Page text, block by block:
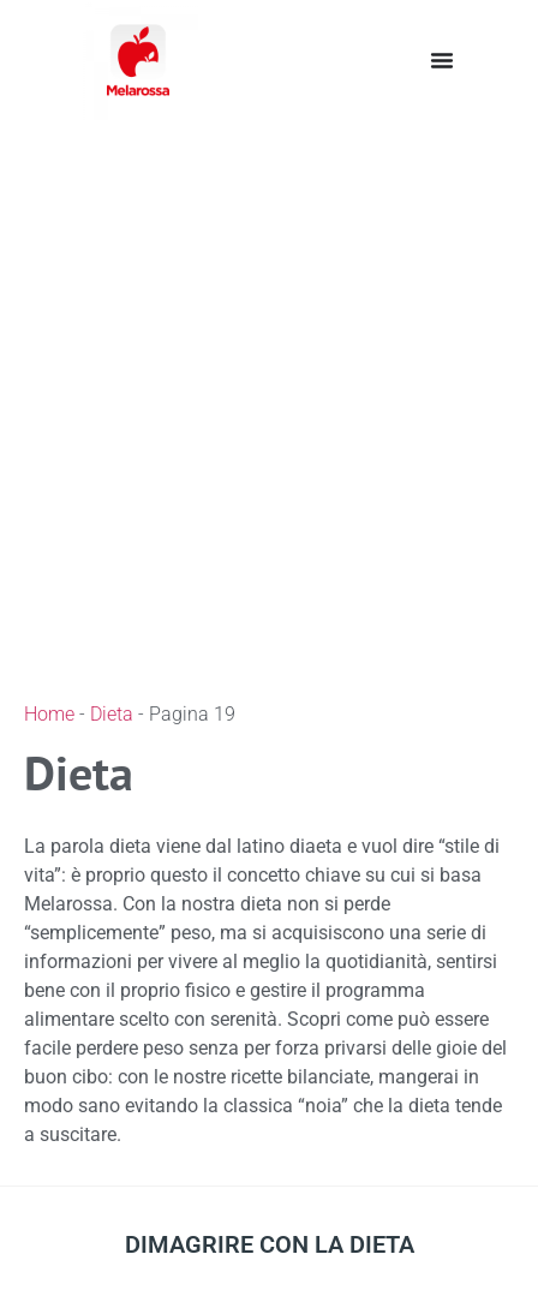
Home - Dieta - Pagina 19
Dieta
La parola dieta viene dal latino diaeta e vuol dire “stile di
vita”: è proprio questo il concetto chiave su cui si basa
Melarossa. Con la nostra dieta non si perde
“semplicemente” peso, ma si acquisiscono una serie di
informazioni per vivere al meglio la quotidianità, sentirsi
bene con il proprio fisico e gestire il programma
alimentare scelto con serenità. Scopri come può essere
facile perdere peso senza per forza privarsi delle gioie del
buon cibo: con le nostre ricette bilanciate, mangerai in
modo sano evitando la classica “noia” che la dieta tende
a suscitare.
DIMAGRIRE CON LA DIETA